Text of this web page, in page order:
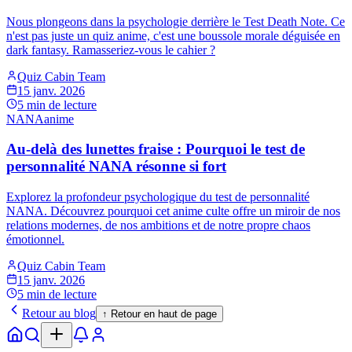
Nous plongeons dans la psychologie derrière le Test Death Note. Ce
n'est pas juste un quiz anime, c'est une boussole morale déguisée en
dark fantasy. Ramasseriez-vous le cahier ?
Quiz Cabin Team
15 janv. 2026
5 min de lecture
NANAanime
Au-delà des lunettes fraise : Pourquoi le test de
personnalité NANA résonne si fort
Explorez la profondeur psychologique du test de personnalité
NANA. Découvrez pourquoi cet anime culte offre un miroir de nos
relations modernes, de nos ambitions et de notre propre chaos
émotionnel.
Quiz Cabin Team
15 janv. 2026
5 min de lecture
Retour au blog ↑ Retour en haut de page
AccueilExplorer Notifs